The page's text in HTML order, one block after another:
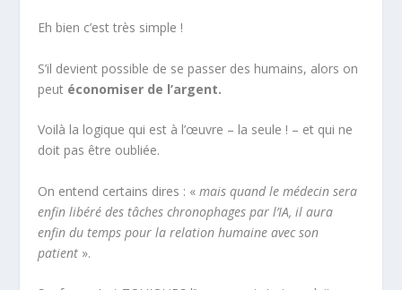
Eh bien c’est très simple !
S’il devient possible de se passer des humains, alors on
peut économiser de l’argent.
Voilà la logique qui est à l’œuvre – la seule ! – et qui ne
doit pas être oubliée.
On entend certains dires : «mais quand le médecin sera
enfin libéré des tâches chronophages par l’IA, il aura
enfin du temps pour la relation humaine avec son
patient ».